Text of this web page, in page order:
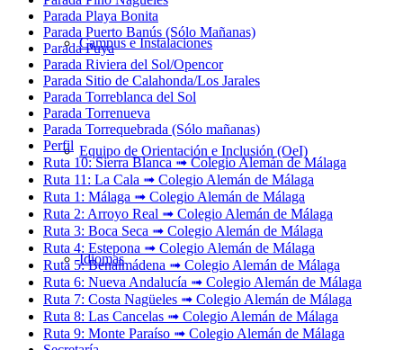
Campus e Instalaciones
Equipo de Orientación e Inclusión (OeI)
Idiomas
Parada Playa Bonita
Parada Puerto Banús (Sólo Mañanas)
Parada Puya
Parada Riviera del Sol/Opencor
Parada Sitio de Calahonda/Los Jarales
Parada Torreblanca del Sol
Parada Torrenueva
Parada Torrequebrada (Sólo mañanas)
Perfil
Ruta 10: Sierra Blanca ➟ Colegio Alemán de Málaga
Ruta 11: La Cala ➟ Colegio Alemán de Málaga
Ruta 1: Málaga ➟ Colegio Alemán de Málaga
Ruta 2: Arroyo Real ➟ Colegio Alemán de Málaga
Ruta 3: Boca Seca ➟ Colegio Alemán de Málaga
Ruta 4: Estepona ➟ Colegio Alemán de Málaga
Ruta 5: Benalmádena ➟ Colegio Alemán de Málaga
Ruta 6: Nueva Andalucía ➟ Colegio Alemán de Málaga
Ruta 7: Costa Nagüeles ➟ Colegio Alemán de Málaga
Ruta 8: Las Cancelas ➟ Colegio Alemán de Málaga
Ruta 9: Monte Paraíso ➟ Colegio Alemán de Málaga